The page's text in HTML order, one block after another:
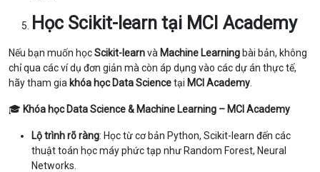
Học Scikit-learn tại MCI Academy
Nếu bạn muốn họcScikit-learnvà Machine Learning bài bản, không
chỉ qua các ví dụ đơn giản mà còn áp dụng vào các dự án thực tế,
hãy tham gia khóa học Data Sciencetại MCI Academy
🎓 Khóa học Data Science & Machine Learning – MCI Academy
Lộ trình rõ ràng: Học từ cơ bản Python, Scikit-learn đến các
thuật toán học máy phức tạp như Random Forest, Neural
Networks.